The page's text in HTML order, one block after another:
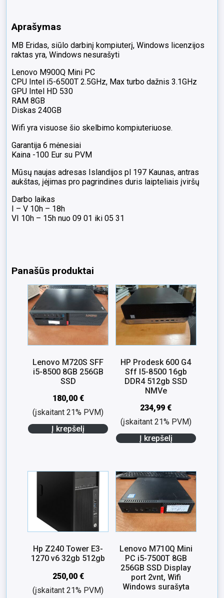
Display
jungtys
Aprašymas
MB Eridas, siūlo darbinį kompiuterį, Windows licenzijos
raktas yra, Windows nesurašyti
Lenovo M900Q Mini PC
CPU Intel i5-6500T 2.5GHz, Max turbo dažnis 3.1GHz
GPU Intel HD 530
RAM 8GB
Diskas 240GB
Wifi yra visuose šio skelbimo kompiuteriuose.
Garantija 6 mėnesiai
Kaina -100 Eur su PVM
Mūsų naujas adresas Islandijos pl 197 Kaunas, antras
aukštas, įėjimas pro pagrindines duris laipteliais įviršų
Darbo laikas
I – V 10h – 18h
VI 10h – 15h nuo 09 01 iki 05 31
Panašūs produktai
Lenovo M720S SFF
i5-8500 8GB 256GB
SSD
180,00 €
(įskaitant 21% PVM)
Į krepšelį
HP Prodesk 600 G4
Sff I5-8500 16gb
DDR4 512gb SSD
NMVe
234,99€
(įskaitant 21% PVM)
Į krepšelį
Hp Z240 Tower E3-
1270 v6 32gb 512gb
250,00 €
(įskaitant 21% PVM)
Lenovo M710Q Mini
PC i5-7500T 8GB
256GB SSD Display
port 2vnt, Wifi
Windows surašyta